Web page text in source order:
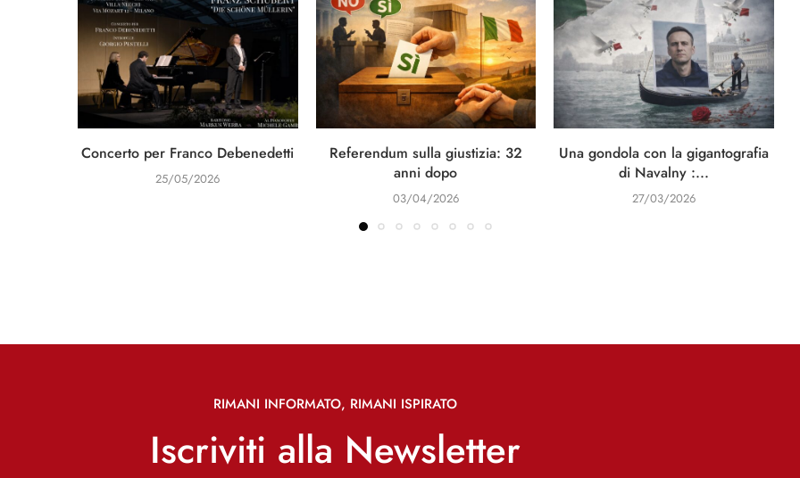
Concerto per Franco Debenedetti
25/05/2026
Referendum sulla giustizia: 32
anni dopo
03/04/2026
Una gondola con la gigantografia
di Navalny :...
27/03/2026
RIMANI INFORMATO, RIMANI ISPIRATO
Iscriviti alla Newsletter